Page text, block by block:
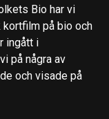
Bio har vi
på bio och
ingått i
på några av
och visade på